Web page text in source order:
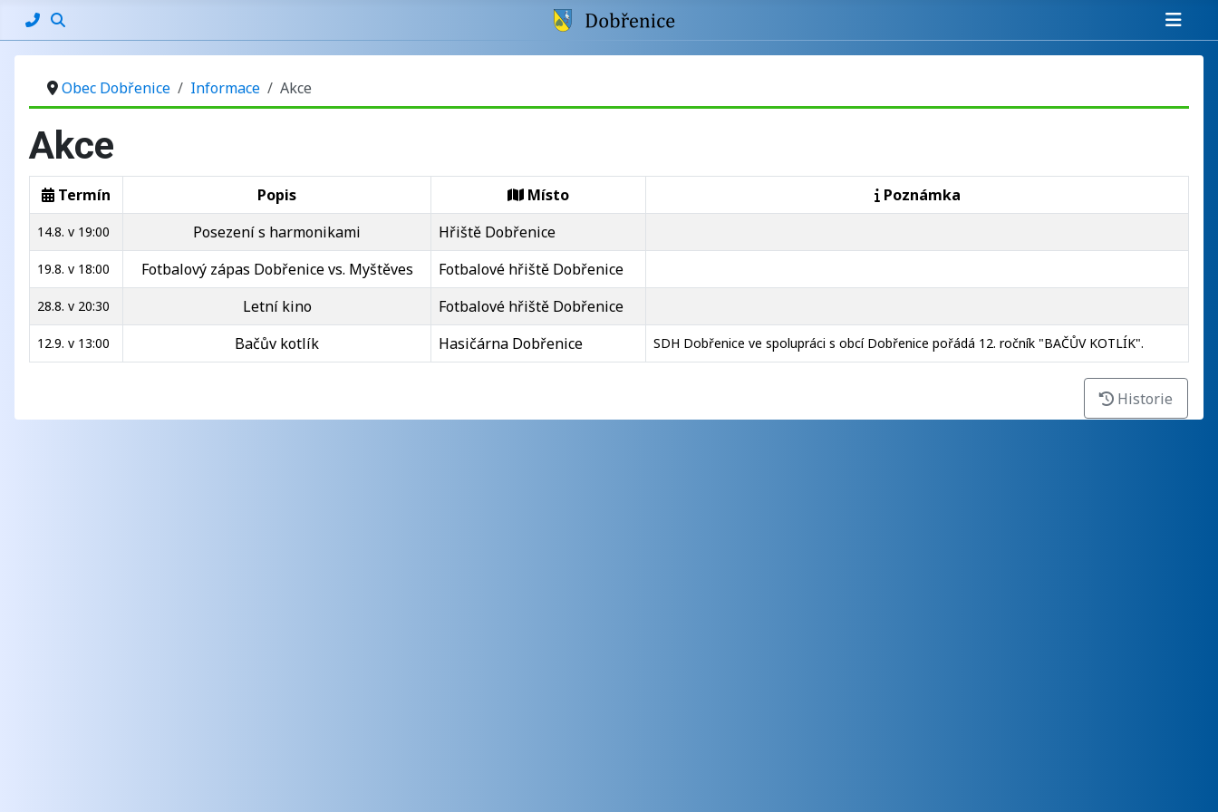
Obec Dobřenice Informace Akce
Akce
Termín Popis Místo Poznámka
14.8. v 19:00 Posezení s harmonikami Hřiště Dobřenice
19.8. v 18:00 Fotbalový zápas Dobřenice vs. Myštěves Fotbalové hřiště Dobřenice
28.8. v 20:30 Letní kino Fotbalové hřiště Dobřenice
12.9. v 13:00 Bačův kotlík Hasičárna Dobřenice SDH Dobřenice ve spolupráci s obcí Dobřenice pořádá 12. ročník "BAČŮV KOTLÍK".
Historie